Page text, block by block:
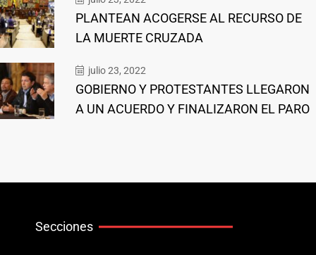
PLANTEAN ACOGERSE AL RECURSO DE
LA MUERTE CRUZADA
julio 23, 2022
GOBIERNO Y PROTESTANTES LLEGARON
A UN ACUERDO Y FINALIZARON EL PARO
Secciones